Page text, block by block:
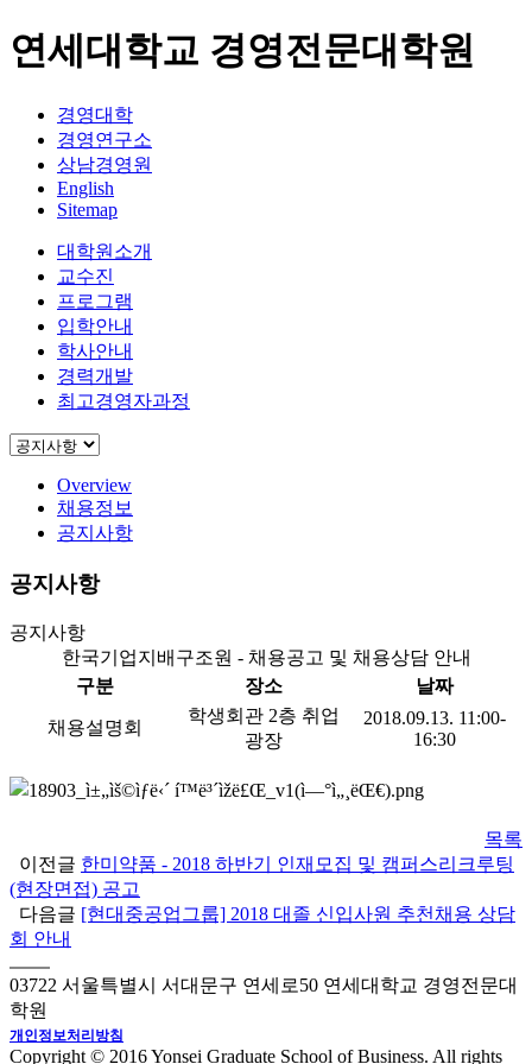
연세대학교 경영전문대학원
경영대학
경영연구소
상남경영원
English
Sitemap
대학원소개
교수진
프로그램
입학안내
학사안내
경력개발
최고경영자과정
Overview
채용정보
공지사항
공지사항
공지사항
한국기업지배구조원 - 채용공고 및 채용상담 안내
구분
장소 날짜
채용설명회
학생회관 2층 취업
광장
2018.09.13. 11:00-
16:30
목록
이전글 한미약품 - 2018 하반기 인재모집 및 캠퍼스리크루팅
(현장면접) 공고
다음글 [현대중공업그룹] 2018 대졸 신입사원 추천채용 상담
회 안내
03722 서울특별시 서대문구 연세로50 연세대학교 경영전문대
학원
개인정보처리방침
Copyright © 2016 Yonsei Graduate School of Business. All rights